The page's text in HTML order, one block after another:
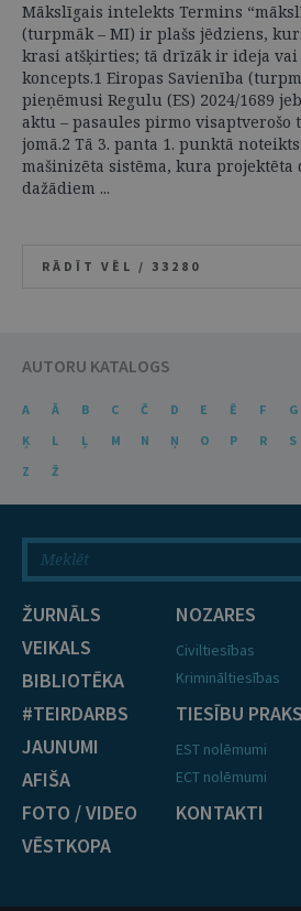
Mākslīgais intelekts Termins
(turpmāk – MI) ir plašs jēdziens,
krasi atšķirties; tā drīzāk ir ideja
koncepts.1 Eiropas Savienība
pieņēmusi Regulu (ES) 2024/1689
aktu – pasaules pirmo visaptverošo
jomā.2 Tā 3. panta 1. punktā
mašinizēta sistēma, kura projektēta
dažādiem ...
RĀDĪT VĒL / 33280
AUTORU KATALOGS
A Ā B C Č D E Ē F G
Ķ
L Ļ M N Ņ O P R S
Z
Ž
ŽURNĀLS
VEIKALS
BIBLIOTĒKA
#TEIRDARBS
JAUNUMI
AFIŠA
FOTO / VIDEO
VĒSTKOPA
NOZARES
Civiltiesības
Krimināltiesības
TIESĪBU
EST nolēmumi
ECT nolēmumi
KONTAKTI